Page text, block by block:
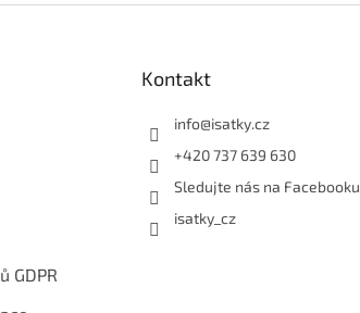
GDPR
Kontakt
info@isatky.cz
+420 737 639 630
Sledujte nás na Facebooku
isatky_cz